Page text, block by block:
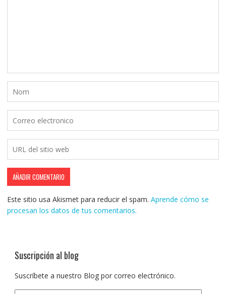
Este sitio usa Akismet para reducir el spam. Aprende cómo se
procesan los datos de tus comentarios.
Suscripción al blog
Suscríbete a nuestro Blog por correo electrónico.